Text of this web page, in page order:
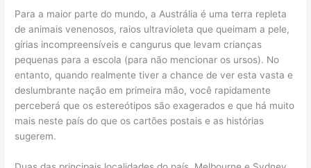
Para a maior parte do mundo, a Austrália é uma terra repleta
de animais venenosos, raios ultravioleta que queimam a pele,
gírias incompreensíveis e cangurus que levam crianças
pequenas para a escola (para não mencionar os ursos). No
entanto, quando realmente tiver a chance de ver esta vasta e
deslumbrante nação em primeira mão, você rapidamente
perceberá que os estereótipos são exagerados e que há muito
mais neste país do que os cartões postais e as histórias
sugerem.